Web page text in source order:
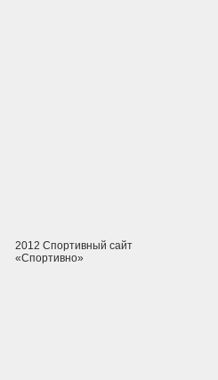
2012 Спортивный сайт
«Спортивно»